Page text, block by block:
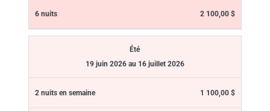
2 100,00 $
Été
19 juin 2026 au 16 juillet 2026
1 100,00 $